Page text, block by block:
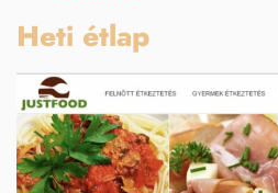
Heti étlap